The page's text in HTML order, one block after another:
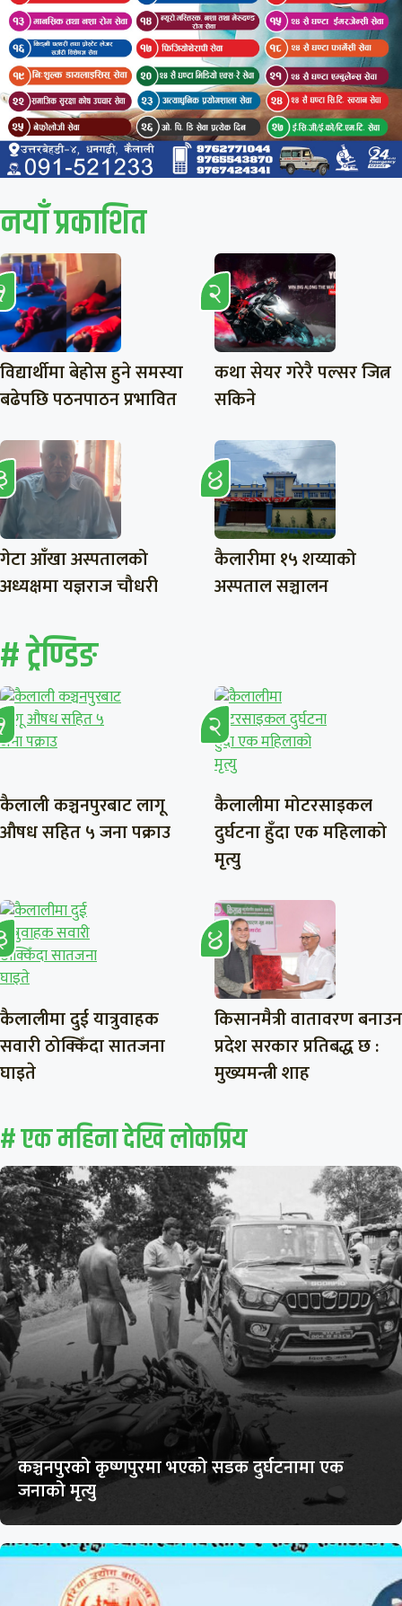
नयाँ प्रकाशित
विद्यार्थीमा बेहोस हुने समस्या
बढेपछि पठनपाठन प्रभावित
कथा सेयर गरेरै पल्सर जित्न
सकिने
गेटा आँखा अस्पतालको
अध्यक्षमा यज्ञराज चौधरी
कैलारीमा १५ शय्याको
अस्पताल सञ्चालन
# ट्रेण्डिङ
कैलाली कञ्चनपुरबाट लागू
औषध सहित ५ जना पक्राउ
कैलालीमा मोटरसाइकल
दुर्घटना हुँदा एक महिलाको
मृत्यु
कैलालीमा दुई यात्रुवाहक
सवारी ठोक्किँदा सातजना
घाइते
किसानमैत्री वातावरण बनाउन
प्रदेश सरकार प्रतिबद्ध छ :
मुख्यमन्त्री शाह
# एक महिना देखि लाेकप्रिय
कञ्चनपुरको कृष्णपुरमा भएको सडक दुर्घटनामा एक
जनाको मृत्यु